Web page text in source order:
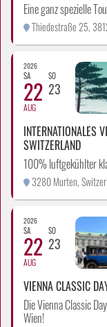
Eine ganz spezielle
Thiedestraße 25,
2026
SA
22
AUG
SO
23
INTERNATIONALES
SWITZERLAND
100% luftgekühlter
3280 Murten,
2026
SA
22
AUG
SO
23
VIENNA CLASSIC
Die Vienna Classic
Wien!